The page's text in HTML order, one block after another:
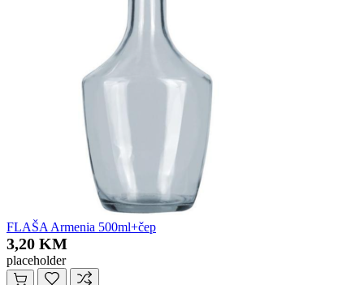
FLAŠA Armenia 500ml+čep
3,20 KM
placeholder